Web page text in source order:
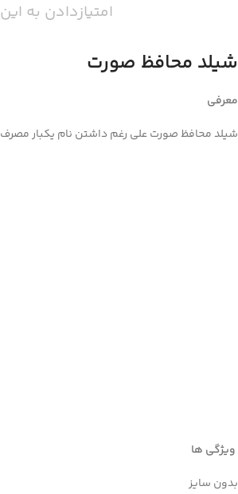
امتیازدادن به
شیلد محافظ صورت
معرفی
شیلد محافظ صورت علی رغم داشتن نام یکبار
ویژگی ها
بدون سایز
Facebook
Instagram